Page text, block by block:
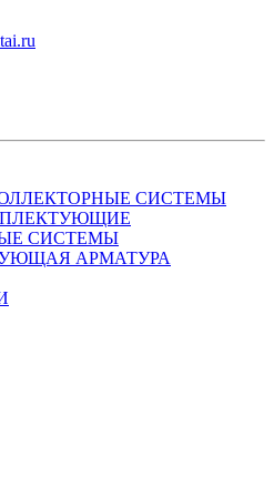
СИСТЕМЫ
СИСТЕМЫ
АРМАТУРА